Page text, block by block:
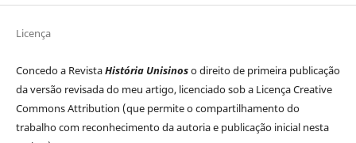
Licença
Concedo a RevistaHistória Unisinoso direito de primeira publicação
da versão revisada do meu artigo, licenciado sob a Licença Creative
Commons Attribution (que permite o compartilhamento do
trabalho com reconhecimento da autoria e publicação inicial nesta